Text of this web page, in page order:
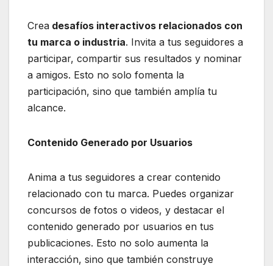
Crea desafíos interactivos relacionados con
tu marca o industria. Invita a tus seguidores a
participar, compartir sus resultados y nominar
a amigos. Esto no solo fomenta la
participación, sino que también amplía tu
alcance.
Contenido Generado por Usuarios
Anima a tus seguidores a crear contenido
relacionado con tu marca. Puedes organizar
concursos de fotos o videos, y destacar el
contenido generado por usuarios en tus
publicaciones. Esto no solo aumenta la
interacción, sino que también construye